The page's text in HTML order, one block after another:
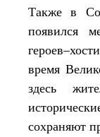
Также в
появился
время
здесь
сохраняют